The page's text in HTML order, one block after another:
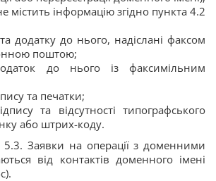
містить інформацію згідно пункта 4.2
та додатку до нього, надіслані факсом
поштою;
до нього із факсимільним
та печатки;
та відсутності типографського
або штрих-коду.
5.3. Заявки на операції з доменними
від контактів доменного імені